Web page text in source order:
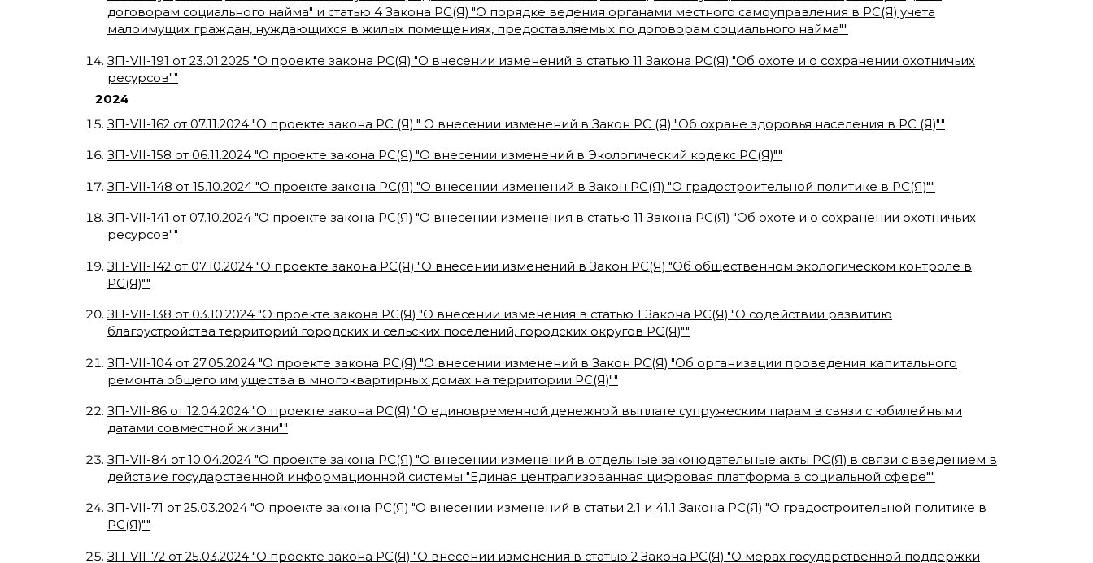
договорам социального найма" и статью 4 Закона РС(Я) "О порядке ведения органами местного самоуправления в РС(Я) учета
малоимущих граждан, нуждающихся в жилых помещениях, предоставляемых по договорам социального найма""
ЗП-VII-191 от 23.01.2025 "О проекте закона РС(Я) "О внесении изменений в статью 11 Закона РС(Я) "Об охоте и о сохранении охотничьих
ресурсов""
2024
ЗП-VII-162 от 07.11.2024 "О проекте закона РС (Я) " О внесении изменений в Закон РС (Я) "Об охране здоровья населения в РС (Я)""
ЗП-VII-158 от 06.11.2024 "О проекте закона РС(Я) "О внесении изменений в Экологический кодекс РС(Я)""
ЗП-VII-148 от 15.10.2024 "О проекте закона РС(Я) "О внесении изменений в Закон РС(Я) "О градостроительной политике в РС(Я)""
ЗП-VII-141 от 07.10.2024 "О проекте закона РС(Я) "О внесении изменения в статью 11 Закона РС(Я) "Об охоте и о сохранении охотничьих
ресурсов""
ЗП-VII-142 от 07.10.2024 "О проекте закона РС(Я) "О внесении изменений в Закон РС(Я) "Об общественном экологическом контроле в
РС(Я)""
ЗП-VII-138 от 03.10.2024 "О проекте закона РС(Я) "О внесении изменения в статью 1 Закона РС(Я) "О содействии развитию
благоустройства территорий городских и сельских поселений, городских округов РС(Я)""
ЗП-VII-104 от 27.05.2024 "О проекте закона РС(Я) "О внесении изменений в Закон РС(Я) "Об организации проведения капитального
ремонта общего им ущества в многоквартирных домах на территории РС(Я)""
ЗП-VII-86 от 12.04.2024 "О проекте закона РС(Я) "О единовременной денежной выплате супружеским парам в связи с юбилейными
датами совместной жизни""
ЗП-VII-84 от 10.04.2024 "О проекте закона РС(Я) "О внесении изменений в отдельные законодательные акты РС(Я) в связи с введением в
действие государственной информационной системы "Единая централизованная цифровая платформа в социальной сфере""
ЗП-VII-71 от 25.03.2024 "О проекте закона РС(Я) "О внесении изменений в статьи 2.1 и 41.1 Закона РС(Я) "О градостроительной политике в
РС(Я)""
ЗП-VII-72 от 25.03.2024 "О проекте закона РС(Я) "О внесении изменения в статью 2 Закона РС(Я) "О мерах государственной поддержки